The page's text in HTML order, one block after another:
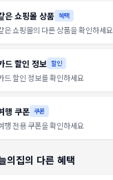
은 쇼핑몰 상품 혜택
은 쇼핑몰의 다른 상품을 확인하세요
드 할인 정보 할인
드 할인 정보를 확인하세요
행 쿠폰 쿠폰
행 전용 쿠폰을 확인하세요
의집의 다른 혜택